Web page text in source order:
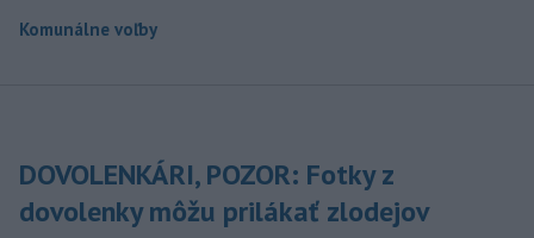
Komunálne voľby
DOVOLENKÁRI, POZOR: Fotky z
dovolenky môžu prilákať zlodejov